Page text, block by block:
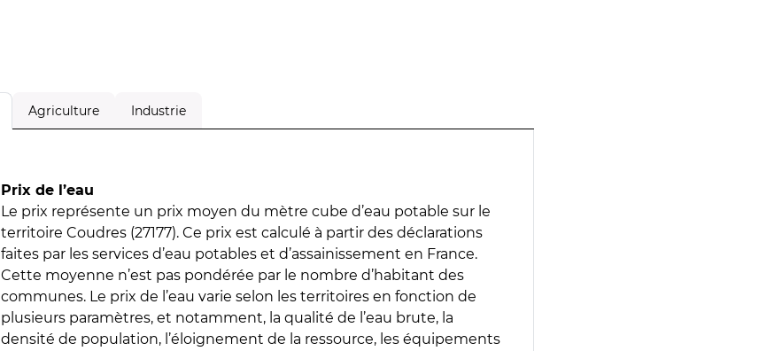
Agriculture Industrie
Prix de l’eau
Le prix représente un prix moyen du mètre cube d’eau potable sur le
territoire Coudres (27177). Ce prix est calculé à partir des déclarations
faites par les services d’eau potables et d’assainissement en France.
Cette moyenne n’est pas pondérée par le nombre d’habitant des
communes. Le prix de l’eau varie selon les territoires en fonction de
plusieurs paramètres, et notamment, la qualité de l’eau brute, la
densité de population, l’éloignement de la ressource, les équipements